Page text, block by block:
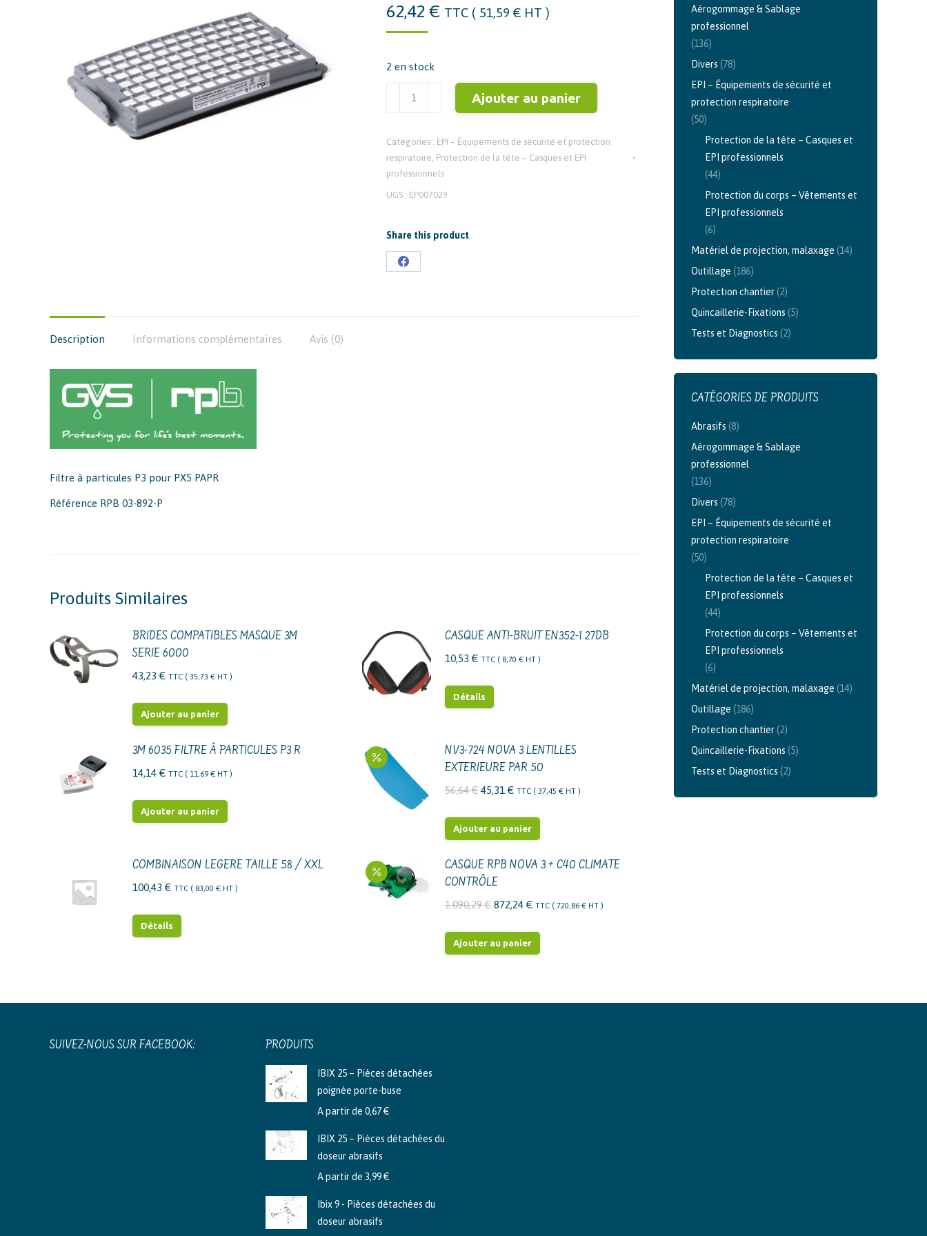
62,42 € TTC ( 51,59 €HT )
2 en stock
quantité
03-
892-
PX5
PAPR
Ajouter au panier
Catégories : EPI – Équipements de sécurité et protection
respiratoire, Protection de la tête – Casques et EPI
professionnels
UGS : EP007029
Share this product
Partager
Description Informations complémentaires Avis (0)
Filtre à particules P3 pour PX5 PAPR
Référence RPB 03-892-P
Produits Similaires
BRIDES COMPATIBLES MASQUE 3M
SERIE 6000
43,23 € TTC ( 35,73 € HT )
Ajouter au panier
CASQUE ANTI-BRUIT EN352-1 27DB
10,53 € TTC ( 8,70 €HT )
Détails
3M 6035 FILTRE À PARTICULES P3 R
14,14 € TTC ( 11,69 € HT )
Ajouter au panier
NV3-724 NOVA 3 LENTILLES
EXTERIEURE PAR 50
56,64€ Le
initial
56,64 €.
45,31 €Le
actuel
45,31 €.
TTC ( 37,45 €HT )
Ajouter au panier
COMBINAISON LEGERE TAILLE 58 / XXL
100,43 € TTC ( 83,00 € HT )
Détails
CASQUE RPB NOVA 3 + C40 CLIMATE
CONTRÔLE
1.090,29€ Le
initial
872,24 €Le
actuel
TTC ( 720,86 €HT )
Ajouter au panier
Aérogommage & Sablage
professionnel
(136)
Divers (78)
EPI – Équipements de sécurité et
protection respiratoire
(50)
Protection de la tête – Casques et
EPI professionnels
(44)
Protection du corps – Vêtements et
EPI professionnels
(6)
Matériel de projection, malaxage (14)
Outillage (186)
Protection chantier(2)
Quincaillerie-Fixations (5)
Tests et Diagnostics (2)
CATÉGORIES DE PRODUITS
Abrasifs (8)
Aérogommage & Sablage
professionnel
(136)
Divers (78)
EPI – Équipements de sécurité et
protection respiratoire
(50)
Protection de la tête – Casques et
EPI professionnels
(44)
Protection du corps – Vêtements et
EPI professionnels
(6)
Matériel de projection, malaxage (14)
Outillage (186)
Protection chantier(2)
Quincaillerie-Fixations (5)
Tests et Diagnostics (2)
SUIVEZ-NOUS SUR FACEBOOK: PRODUITS
IBIX 25 – Pièces détachées
poignée porte-buse
A partir de 0,67€
IBIX 25 – Pièces détachées du
doseur abrasifs
A partir de 3,99€
Ibix 9 - Pièces détachées du
doseur abrasifs